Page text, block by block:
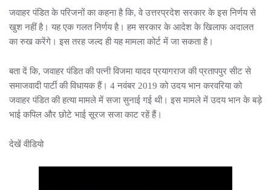
जवाहर पंडित के परिजनों का कहना है कि, वे उत्तरप्रदेश सरकार के इस निर्णय से
खुश नहीं है। यह एक गलत निर्णय है। हम सरकार के आदेश के खिलाफ अदालत
का रुख करेंगे। इस तरह जल्द ही यह मामला कोर्ट में जा सकता है।
बता दें कि, जवाहर पंडित की पत्नी विजमा यादव प्रयागराज की प्रतापपुर सीट से
समाजवादी पार्टी की विधायक हैं। 4 नवंबर 2019 को उदय भान करवरिया को
जवाहर पंडित की हत्या मामले में सजा सुनाई गई थी। इस मामले में उदय भान के बड़े
भाई कपिल और छोटे भाई सूरज सजा काट रहें हैं।
देखें वीडियो